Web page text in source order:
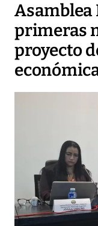
Asamblea
primeras
proyecto